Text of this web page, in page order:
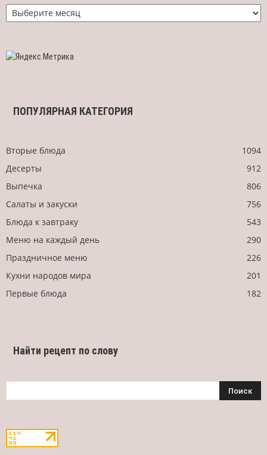
рецепт
ПОПУЛЯРНАЯ КАТЕГОРИЯ
Вторые блюда
1094
Десерты
912
Выпечка
806
Салаты и закуски
756
Блюда к завтраку
543
Меню на каждый день
290
Праздничное меню
226
Кухни народов мира
201
Первые блюда
182
Найти рецепт по слову